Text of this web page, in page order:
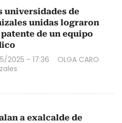
universidades de
unidas lograron
de un equipo
2025 - 17:36
OLGA CARO
a exalcalde de